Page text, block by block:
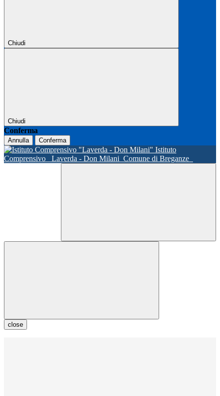
Chiudi
Chiudi
Conferma
Annulla Conferma
Istituto
Comprensivo
Laverda - Don Milani Comune di Breganze
close